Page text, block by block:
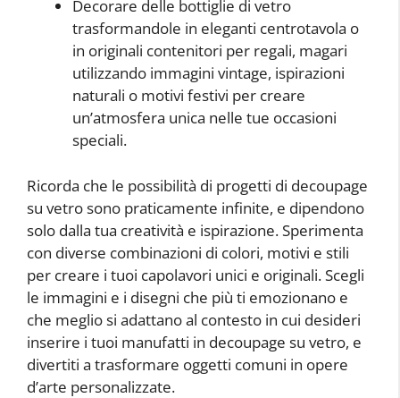
Decorare delle bottiglie di vetro
trasformandole in eleganti centrotavola o
in originali contenitori per regali, magari
utilizzando immagini vintage, ispirazioni
naturali o motivi festivi per creare
un’atmosfera unica nelle tue occasioni
speciali.
Ricorda che le possibilità di progetti di decoupage
su vetro sono praticamente infinite, e dipendono
solo dalla tua creatività e ispirazione. Sperimenta
con diverse combinazioni di colori, motivi e stili
per creare i tuoi capolavori unici e originali. Scegli
le immagini e i disegni che più ti emozionano e
che meglio si adattano al contesto in cui desideri
inserire i tuoi manufatti in decoupage su vetro, e
divertiti a trasformare oggetti comuni in opere
d’arte personalizzate.